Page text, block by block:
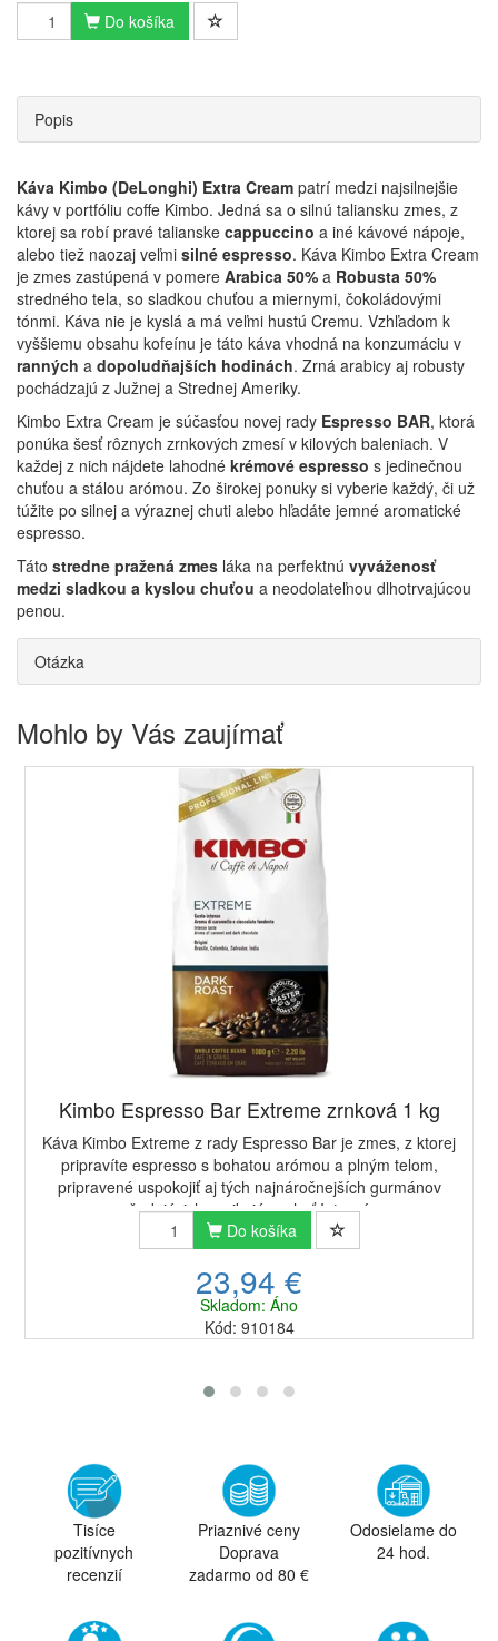
Do košíka
Popis
Káva Kimbo (DeLonghi) Extra Cream patrí medzi najsilnejšie
kávy v portfóliu coffe Kimbo. Jedná sa o silnú taliansku zmes, z
ktorej sa robí pravé talianske cappuccino a iné kávové nápoje,
alebo tiež naozaj veľmi silné espresso. Káva Kimbo Extra Cream
je zmes zastúpená v pomere Arabica 50% a Robusta 50%
stredného tela, so sladkou chuťou a miernymi, čokoládovými
tónmi. Káva nie je kyslá a má veľmi hustú Cremu. Vzhľadom k
vyššiemu obsahu kofeínu je táto káva vhodná na konzumáciu v
ranných a dopoludňajších hodinách. Zrná arabicy aj robusty
pochádzajú z Južnej a Strednej Ameriky.
Kimbo Extra Cream je súčasťou novej rady Espresso BAR, ktorá
ponúka šesť rôznych zrnkových zmesí v kilových baleniach. V
každej z nich nájdete lahodné krémové espresso s jedinečnou
chuťou a stálou arómou. Zo širokej ponuky si vyberie každý, či už
túžite po silnej a výraznej chuti alebo hľadáte jemné aromatické
espresso.
Táto stredne pražená zmes láka na perfektnú vyváženosť
medzi sladkou a kyslou chuťou a neodolateľnou dlhotrvajúcou
penou.
Otázka
Mohlo by Vás zaujímať
Kimbo Espresso Bar Extreme zrnková 1 kg
Káva Kimbo Extreme z rady Espresso Bar je zmes, z ktorej
pripravíte espresso s bohatou arómou a plným telom,
pripravené uspokojiť aj tých najnáročnejších gurmánov
požadujúcich vynikajúcu chuť.Intenzív...
Do košíka
23,94 €
Skladom: Áno
Kód: 910184
Tisíce
pozitívnych
recenzií
Priaznivé ceny
Doprava
zadarmo od 80 €
Odosielame do
24 hod.